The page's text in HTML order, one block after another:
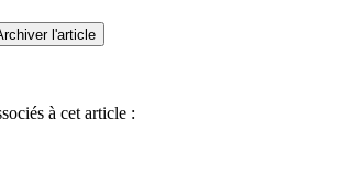
l'article
à cet article :